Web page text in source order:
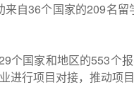
自36个国家的209名
个国家和地区的553个
行项目对接，推动项目